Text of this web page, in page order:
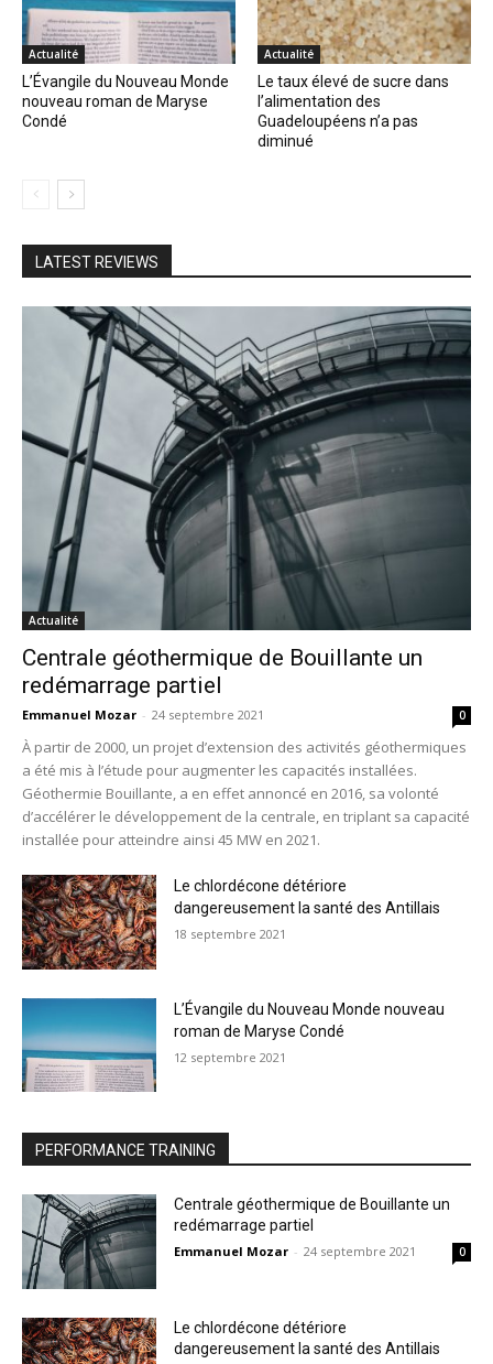
Actualité
L’Évangile du Nouveau Monde
nouveau roman de Maryse
Condé
Actualité
Le taux élevé de sucre dans
l’alimentation des
Guadeloupéens n’a pas
diminué
LATEST REVIEWS
Actualité
Centrale géothermique de Bouillante un
redémarrage partiel
Emmanuel Mozar - 24 septembre 2021 0
À partir de 2000, un projet d’extension des activités géothermiques
a été mis à l’étude pour augmenter les capacités installées.
Géothermie Bouillante, a en effet annoncé en 2016, sa volonté
d’accélérer le développement de la centrale, en triplant sa capacité
installée pour atteindre ainsi 45 MW en 2021.
Le chlordécone détériore
dangereusement la santé des Antillais
18 septembre 2021
L’Évangile du Nouveau Monde nouveau
roman de Maryse Condé
12 septembre 2021
PERFORMANCE TRAINING
Centrale géothermique de Bouillante un
redémarrage partiel
Emmanuel Mozar - 24 septembre 2021 0
Le chlordécone détériore
dangereusement la santé des Antillais